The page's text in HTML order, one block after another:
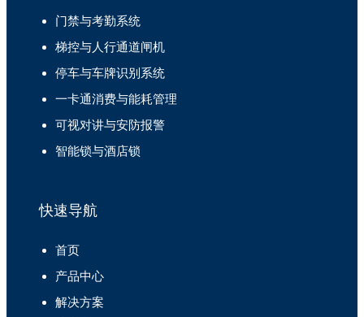
门禁与考勤系统
梯控与人行通道闸机
停车与车牌识别系统
一卡通消费与能耗管理
可视对讲与安防报警
智能锁与酒店锁
快速导航
首页
产品中心
解决方案